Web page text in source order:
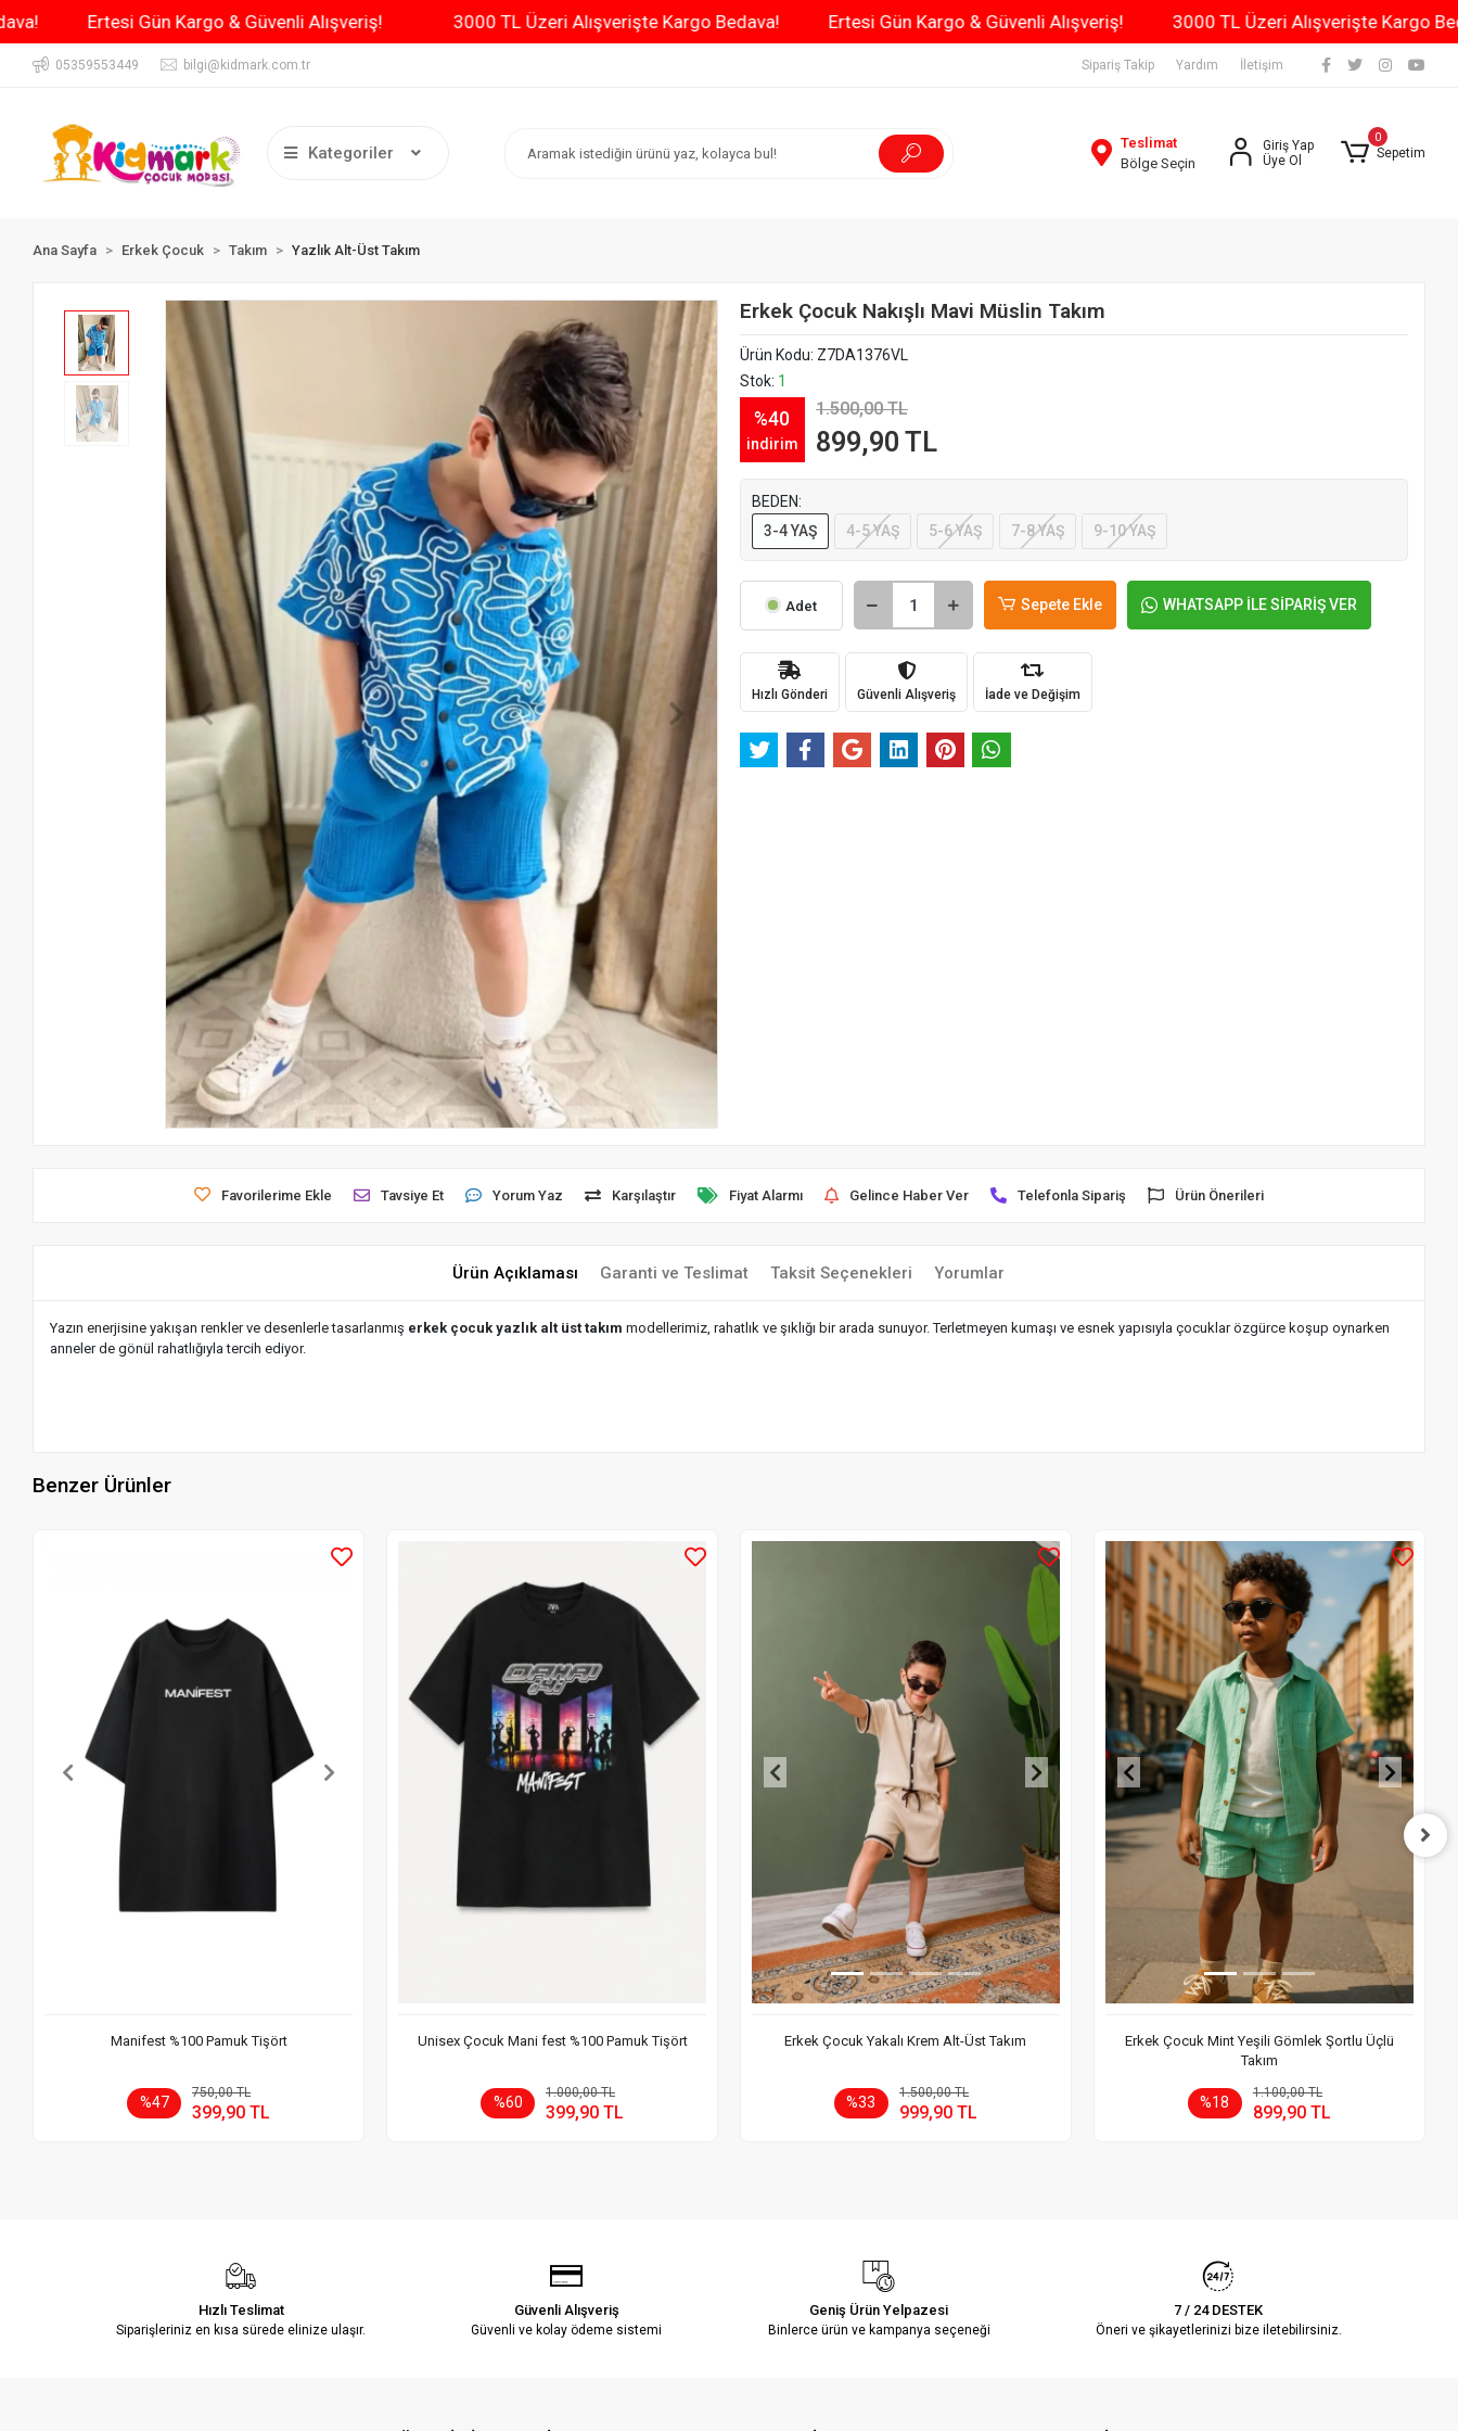
Bedava! Ertesi Gün Kargo & Güvenli Alışveriş! 3000 TL Üzeri Alışverişte Kargo Bedava! Ertesi Gün Kargo & Güvenli Alışveriş! 3000 TL Üzeri
05359553449 bilgi@kidmark.com.tr Sipariş Takip Yardım İletişim
Kategoriler
Teslimat
Bölge Seçin
Giriş Yap
Üye Ol
0
Sepetim
Ana Sayfa Erkek Çocuk Takım Yazlık Alt-Üst Takım
Erkek Çocuk Nakışlı Mavi Müslin Takım
Ürün Kodu: Z7DA1376VL
Stok: 1
%40
indirim
1.500,00 TL
899,90 TL
BEDEN:
3-4 YAŞ
4-5 YAŞ 5-6 YAŞ 7-8 YAŞ 9-10 YAŞ
Adet Sepete Ekle WHATSAPP İLE SİPARİŞ VER
Hızlı Gönderi Güvenli Alışveriş İade ve Değişim
Favorilerime Ekle Tavsiye Et Yorum Yaz Karşılaştır Fiyat Alarmı Gelince Haber Ver Telefonla Sipariş Ürün Önerileri
Ürün Açıklaması Garanti ve Teslimat Taksit Seçenekleri Yorumlar
Yazın enerjisine yakışan renkler ve desenlerle tasarlanmış erkek çocuk yazlık alt üst takım modellerimiz, rahatlık ve şıklığı bir arada sunuyor. Terletmeyen kumaşı ve esnek yapısıyla çocuklar özgürce koşup oynarken
anneler de gönül rahatlığıyla tercih ediyor.
Benzer Ürünler
Manifest %100 Pamuk Tişört
%47
750,00 TL
399,90 TL
Sepete Ekle
Unisex Çocuk Mani fest %100 Pamuk Tişört
%60
1.000,00 TL
399,90 TL
Sepete Ekle
Erkek Çocuk Yakalı Krem Alt-Üst Takım
%33
1.500,00 TL
999,90 TL
Sepete Ekle
Erkek Çocuk Mint Yeşili Gömlek Şortlu Üçlü
Takım
%18
1.100,00 TL
899,90 TL
Sepete Ekle
Hızlı Teslimat
Siparişleriniz en kısa sürede elinize ulaşır.
Güvenli Alışveriş
Güvenli ve kolay ödeme sistemi
Geniş Ürün Yelpazesi
Binlerce ürün ve kampanya seçeneği
7 / 24 DESTEK
Öneri ve şikayetlerinizi bize iletebilirsiniz.